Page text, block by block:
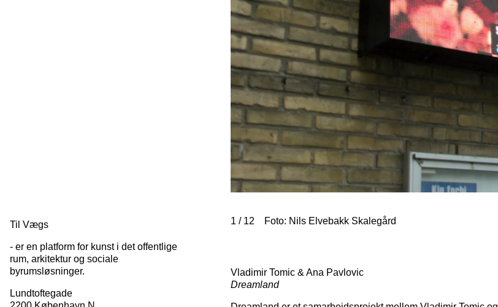
Til Vægs
- er en platform for kunst i det offentlige
rum, arkitektur og sociale
byrumsløsninger.
Lundtoftegade
1 / 12 Foto: Nils Elvebakk Skalegård
Vladimir Tomic & Ana Pavlovic
Dreamland